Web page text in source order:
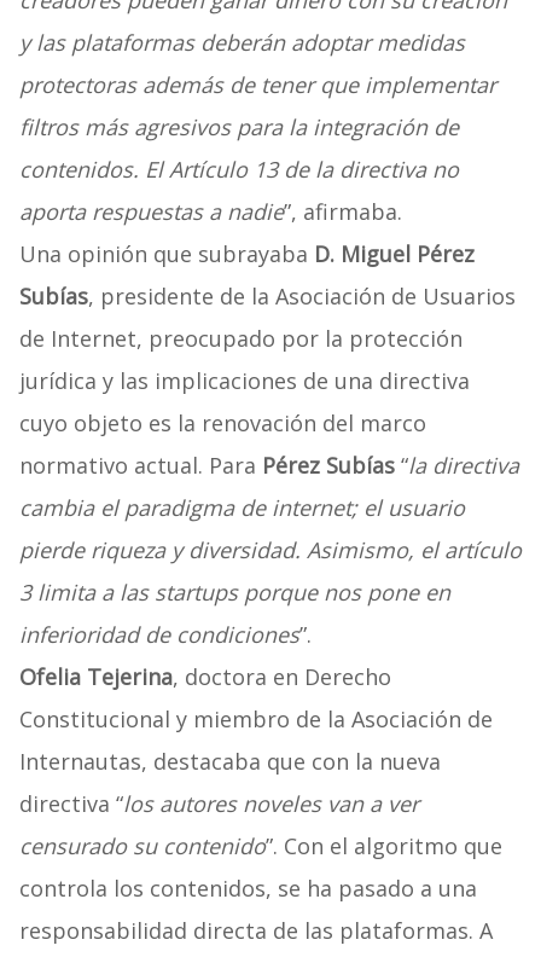
y las plataformas deberán adoptar medidas
protectoras además de tener que implementar
filtros más agresivos para la integración de
contenidos. El Artículo 13 de la directiva no
aporta respuestas a nadie”, afirmaba.
Una opinión que subrayaba D. Miguel Pérez
Subías, presidente de la Asociación de Usuarios
de Internet, preocupado por la protección
jurídica y las implicaciones de una directiva
cuyo objeto es la renovación del marco
normativo actual. Para Pérez Subías“la directiva
cambia el paradigma de internet; el usuario
pierde riqueza y diversidad. Asimismo, el artículo
3 limita a las startups porque nos pone en
inferioridad de condiciones”.
Ofelia Tejerina, doctora en Derecho
Constitucional y miembro de la Asociación de
Internautas, destacaba que con la nueva
directiva “los autores noveles van a ver
censurado su contenido”. Con el algoritmo que
controla los contenidos, se ha pasado a una
responsabilidad directa de las plataformas. A